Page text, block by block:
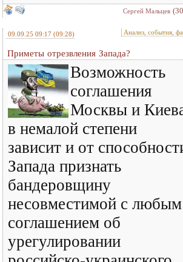
Сергей Мальцев
09.09.25 09:17 (09:28) Анализ, события,
Приметы отрезвления Запада?
Возможность
соглашения
Москвы и
в немалой степени
зависит и от
Запада признать
бандеровщину
несовместимой с любым
соглашением об
урегулировании